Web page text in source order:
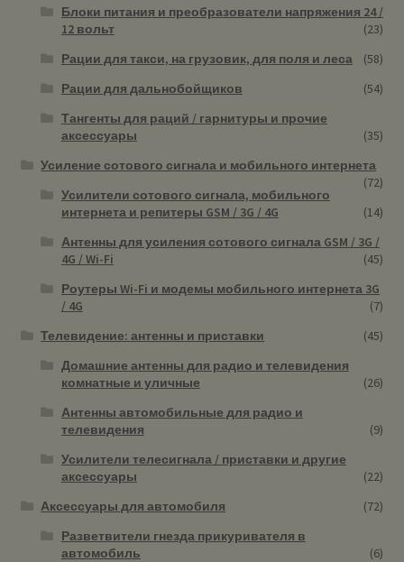
Блоки питания и преобразователи напряжения 24 /
12 вольт
(23)
Рации для такси, на грузовик, для поля и леса
(58)
Рации для дальнобойщиков
(54)
Тангенты для раций / гарнитуры и прочие
аксессуары
(35)
Усиление сотового сигнала и мобильного интернета
(72)
Усилители сотового сигнала, мобильного
интернета и репитеры GSM / 3G / 4G
(14)
Антенны для усиления сотового сигнала GSM / 3G /
4G / Wi-Fi
(45)
Роутеры Wi-Fi и модемы мобильного интернета 3G
/ 4G
(7)
Телевидение: антенны и приставки
(45)
Домашние антенны для радио и телевидения
комнатные и уличные
(26)
Антенны автомобильные для радио и
телевидения
(9)
Усилители телесигнала / приставки и другие
аксессуары
(22)
Аксессуары для автомобиля
(72)
Разветвители гнезда прикуривателя в
автомобиль
(6)